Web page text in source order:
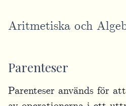
Aritmetiska och
Parenteser
Parenteser används för